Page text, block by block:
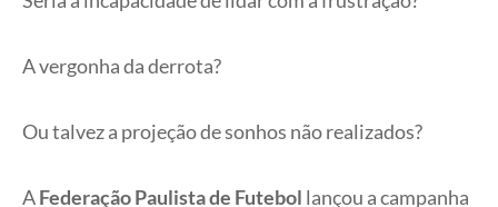
A vergonha da derrota?
Ou talvez a projeção de sonhos não realizados?
AFederação Paulista de Futebol lançou a campanha